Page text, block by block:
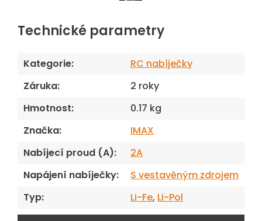
Technické parametry
Kategorie:
RC nabíječky
Záruka:
2 roky
Hmotnost:
0.17 kg
Značka:
IMAX
Nabíjecí proud (A):
2A
Napájení nabíječky:
S vestavěným zdrojem
Typ: Li-Fe, Li-Pol